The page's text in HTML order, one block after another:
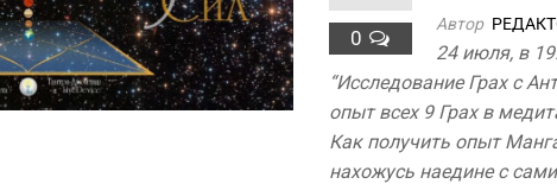
0
Автор
24 июля, в
“Исследование Грах с
опыт всех 9 Грах в
Как получить опыт
нахожусь наедине с